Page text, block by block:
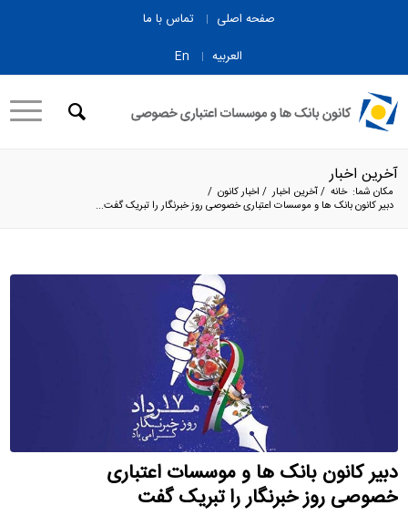
صفحه اصلی
تماس با ما
العربیه
En
آخرین اخبار
مکان شما: خانه /آخرین اخبار / اخبار کانون /
دبیر کانون بانک ها و موسسات اعتباری خصوصی روز خبرنگار را تبریک گفت...
دبیر کانون بانک ها و موسسات اعتباری
خصوصی روز خبرنگار را تبریک گفت